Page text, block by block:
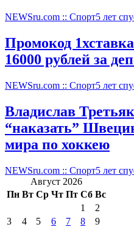
NEWSru.com :: Спорт5 лет
Промокод
16000 рублей за
NEWSru.com :: Спорт5 лет
Владислав
“наказать”
мира по хоккею
NEWSru.com :: Спорт5 лет
Август 2026
Пн Вт Ср Чт Пт Сб Вс
1
2
3
4 5 6 7 8
9